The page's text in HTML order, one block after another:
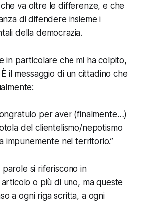
va oltre le differenze, e che
di difendere insieme i
della democrazia.
in particolare che mi ha colpito,
il messaggio di un cittadino che
per aver (finalmente…)
del clientelismo/nepotismo
impunemente nel territorio.”
si riferiscono in
o più di uno, ma queste
a ogni riga scritta, a ogni